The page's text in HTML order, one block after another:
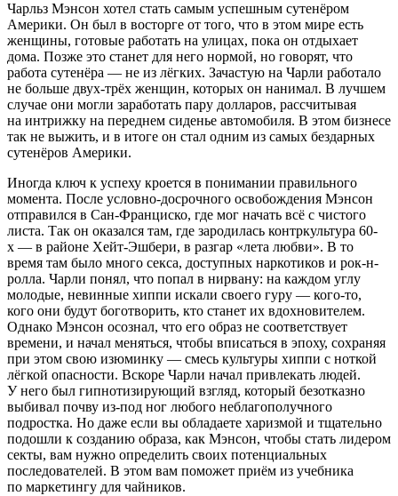
Чарльз Мэнсон хотел стать самым успешным сутенёром
Америки. Он был в восторге от того, что в этом мире есть
женщины, готовые работать на улицах, пока он отдыхает
дома. Позже это станет для него нормой, но говорят, что
работа сутенёра — не из лёгких. Зачастую на Чарли работало
не больше двух-трёх женщин, которых он нанимал. В лучшем
случае они могли заработать пару долларов, рассчитывая
на интрижку на переднем сиденье автомобиля. В этом бизнесе
так не выжить, и в итоге он стал одним из самых бездарных
сутенёров Америки.
Иногда ключ к успеху кроется в понимании правильного
момента. После условно-досрочного освобождения Мэнсон
отправился в Сан-Франциско, где мог начать всё с чистого
листа. Так он оказался там, где зародилась контркультура 60-
х — в районе Хейт-Эшбери, в разгар «лета любви». В то
время там было много секса, доступных наркотиков и рок-н-
ролла. Чарли понял, что попал в нирвану: на каждом углу
молодые, невинные хиппи искали своего гуру — кого-то,
кого они будут боготворить, кто станет их вдохновителем.
Однако Мэнсон осознал, что его образ не соответствует
времени, и начал меняться, чтобы вписаться в эпоху, сохраняя
при этом свою изюминку — смесь культуры хиппи с ноткой
лёгкой опасности. Вскоре Чарли начал привлекать людей.
У него был гипнотизирующий взгляд, который безотказно
выбивал почву из-под ног любого неблагополучного
подростка. Но даже если вы обладаете харизмой и тщательно
подошли к созданию образа, как Мэнсон, чтобы стать лидером
секты, вам нужно определить своих потенциальных
последователей. В этом вам поможет приём из учебника
по маркетингу для чайников.